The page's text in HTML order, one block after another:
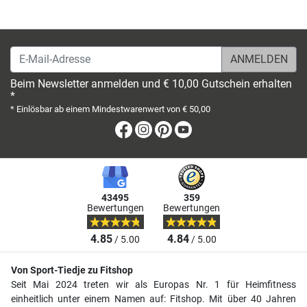
E-Mail-Adresse
Beim Newsletter anmelden und € 10,00 Gutschein erhalten
*
* Einlösbar ab einem Mindestwarenwert von € 50,00
Facebook
Instagram
Pinterest
43495
Bewertungen
4.85/ 5.00
359
Bewertungen
4.84/ 5.00
Von Sport-Tiedje zu Fitshop
Seit Mai 2024 treten wir als Europas Nr. 1 für Heimfitness
einheitlich unter einem Namen auf: Fitshop. Mit über 40 Jahren